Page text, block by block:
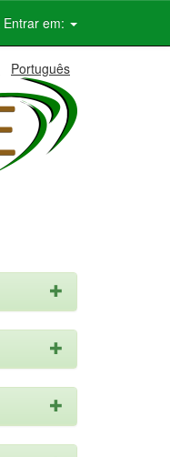
Entrar em:
Português